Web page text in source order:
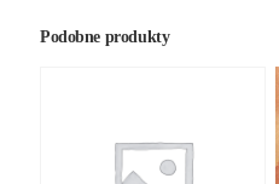
Podobne produkty